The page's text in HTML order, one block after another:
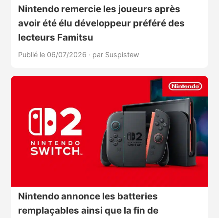
Nintendo remercie les joueurs après
avoir été élu développeur préféré des
lecteurs Famitsu
Publié le 06/07/2026 · par Suspistew
Nintendo annonce les batteries
remplaçables ainsi que la fin de